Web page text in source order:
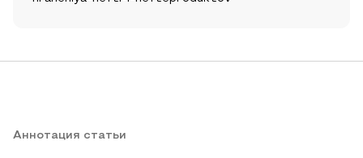
Аннотация статьи